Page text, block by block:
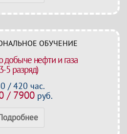
ОБУЧЕНИЕ
добыче нефти и газа
5 разряд)
/ 420 час.
/ 7900 руб.